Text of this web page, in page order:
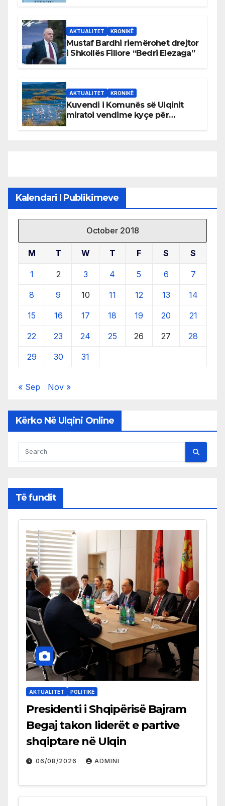
AKTUALITET KRONIKË
Mustaf Bardhi riemërohet drejtor
i Shkollës Fillore “Bedri Elezaga”
AKTUALITET KRONIKË
Kuvendi i Komunës së Ulqinit
miratoi vendime kyçe për
Kalendari I Publikimeve
October 2018
M T W T F S S
1 2 3 4 5 6 7
8 9 10 11 12 13 14
15 16 17 18 19 20 21
22 23 24 25 26 27 28
29 30 31
« Sep Nov »
Kërko Në Ulqini Online
Të fundit
AKTUALITET POLITIKË
Presidenti i Shqipërisë Bajram
Begaj takon liderët e partive
shqiptare në Ulqin
06/08/2026 ADMINI